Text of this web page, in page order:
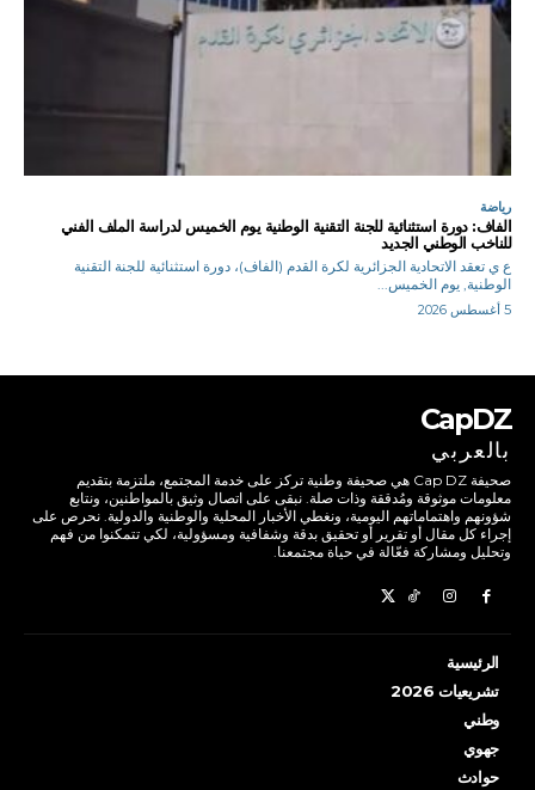
رياضة
الفاف: دورة استثنائية للجنة التقنية الوطنية يوم الخميس لدراسة الملف الفني
للناخب الوطني الجديد
ع ي تعقد الاتحادية الجزائرية لكرة القدم (الفاف)، دورة استثنائية للجنة التقنية
الوطنية, يوم الخميس...
5 أغسطس 2026
CapDZ
بالعربي
صحيفة Cap DZ هي صحيفة وطنية تركز على خدمة المجتمع، ملتزمة بتقديم
معلومات موثوقة ومُدققة وذات صلة. نبقى على اتصال وثيق بالمواطنين، ونتابع
شؤونهم واهتماماتهم اليومية، ونغطي الأخبار المحلية والوطنية والدولية. نحرص على
إجراء كل مقال أو تقرير أو تحقيق بدقة وشفافية ومسؤولية، لكي تتمكنوا من فهم
وتحليل ومشاركة فعّالة في حياة مجتمعنا.
الرئيسية
تشريعيات 2026
وطني
جهوي
حوادث